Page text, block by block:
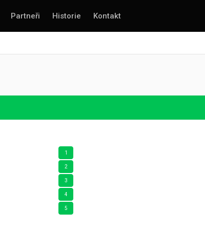
Partneři Historie Kontakt
1
2
3
4
5